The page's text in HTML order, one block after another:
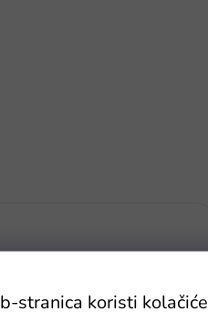
stranica koristi kolačiće